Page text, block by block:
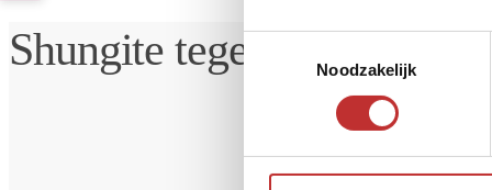
Toestemmingsselectie
Noodzakelijk
Shungite tegel Chistyy